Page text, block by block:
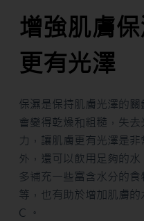
增強肌膚
更有光澤
保濕是保持肌膚光澤的
會變得乾燥和粗糙，失
力，讓肌膚更有光澤是
外，還可以飲用足夠的
多補充一些富含水分的
等，也有助於增加肌膚
C 。